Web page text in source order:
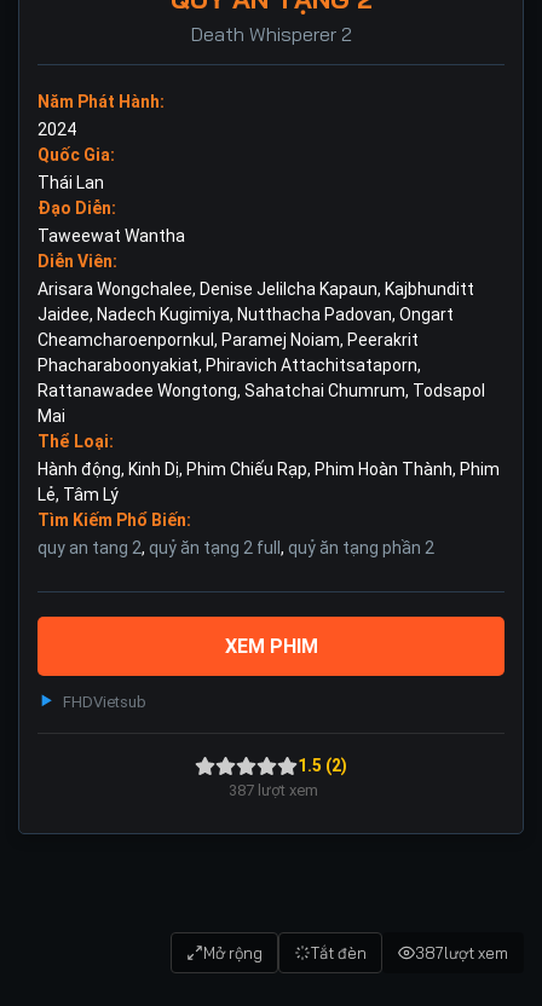
Death Whisperer 2
Năm Phát Hành:
2024
Quốc Gia:
Thái Lan
Đạo Diễn:
Taweewat Wantha
Diễn Viên:
Arisara Wongchalee, Denise Jelilcha Kapaun, Kajbhunditt
Jaidee, Nadech Kugimiya, Nutthacha Padovan, Ongart
Cheamcharoenpornkul , Paramej Noiam, Peerakrit
Phacharaboonyakiat, Phiravich Attachitsataporn,
Rattanawadee Wongtong, Sahatchai Chumrum, Todsapol
Mai
Thể Loại:
Hành động, Kinh Dị, Phim Chiếu Rạp, Phim Hoàn Thành, Phim
Lẻ, Tâm Lý
Tìm Kiếm Phổ Biến:
quy an tang 2, quỷ ăn tạng 2 full , quỷ ăn tạng phần 2
XEM PHIM
FHDVietsub
1.5 (2)
387 lượt xem
Mở rộng Tắt đèn 387lượt xem